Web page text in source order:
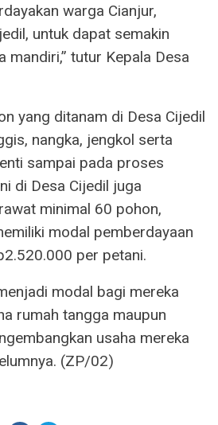
warga Cianjur,
untuk dapat semakin
mandiri,” tutur Kepala Desa
yang ditanam di Desa Cijedil
nangka, jengkol serta
sampai pada proses
di Desa Cijedil juga
minimal 60 pohon,
modal pemberdayaan
per petani.
modal bagi mereka
rumah tangga maupun
usaha mereka
(ZP/02)